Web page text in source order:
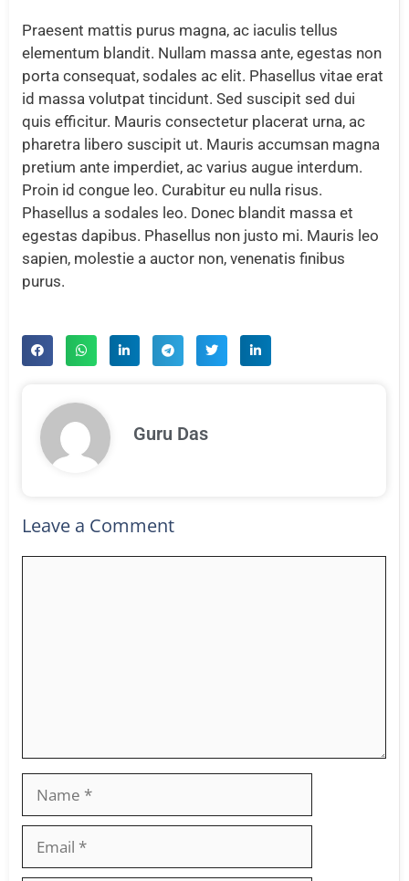
Praesent mattis purus magna, ac iaculis tellus
elementum blandit. Nullam massa ante, egestas non
porta consequat, sodales ac elit. Phasellus vitae erat
id massa volutpat tincidunt. Sed suscipit sed dui
quis efficitur. Mauris consectetur placerat urna, ac
pharetra libero suscipit ut. Mauris accumsan magna
pretium ante imperdiet, ac varius augue interdum.
Proin id congue leo. Curabitur eu nulla risus.
Phasellus a sodales leo. Donec blandit massa et
egestas dapibus. Phasellus non justo mi. Mauris leo
sapien, molestie a auctor non, venenatis finibus
purus.
Guru Das
Leave a Comment